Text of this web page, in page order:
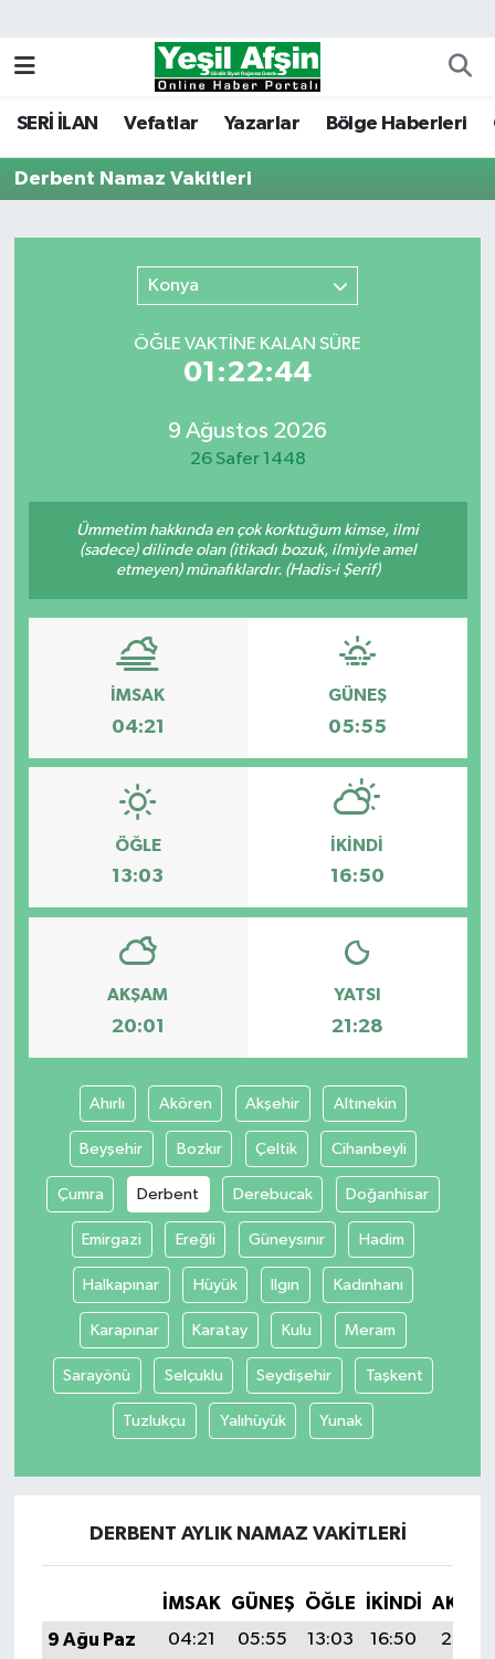
SERİ İLAN Vefatlar Yazarlar Bölge Haberleri
Derbent Namaz Vakitleri
Konya
ÖĞLE VAKTİNE KALAN SÜRE
01:22:44
9 Ağustos 2026
26 Safer 1448
Ümmetim hakkında en çok korktuğum kimse, ilmi
(sadece) dilinde olan (itikadı bozuk, ilmiyle amel
etmeyen) münafıklardır. (Hadis-i Şerif)
İMSAK
04:21
GÜNEŞ
05:55
ÖĞLE
13:03
İKINDI
16:50
AKŞAM
20:01
YATSI
21:28
Ahırlı Akören Akşehir Altınekin
Beyşehir Bozkır Çeltik Cihanbeyli
Çumra Derbent Derebucak Doğanhisar
Emirgazi Ereğli Güneysınır Hadim
Halkapınar Hüyük Ilgın Kadınhanı
Karapınar Karatay Kulu Meram
Sarayönü Selçuklu Seydişehir Taşkent
Tuzlukçu Yalıhüyük Yunak
DERBENT AYLIK NAMAZ VAKITLERI
İMSAK GÜNEŞ ÖĞLE İKINDI
9 Ağu Paz
04:21 05:55 13:03 16:50
20:01
Kahramanmaraş Nöbetçi Eczaneler
Kahramanmaraş Namaz Vakitleri
Süper Lig Puan Durumu ve Fikstür
Tüm Manşetler
Son Dakika Haberleri